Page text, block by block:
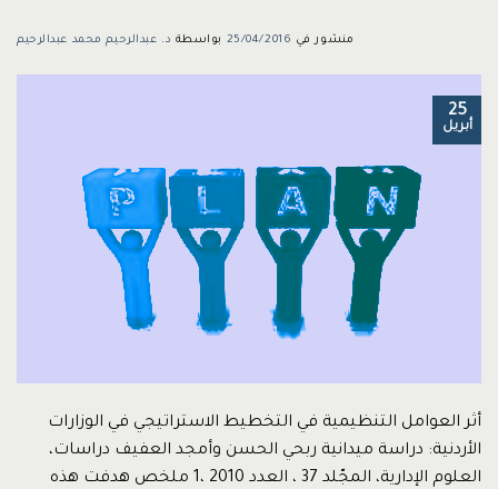
منشور في 25/04/2016 بواسطة د. عبدالرحيم محمد عبدالرحيم
25
أبريل
أثر العوامل التنظيمية في التخطيط الاستراتيجي في الوزارات
الأردنية: دراسة ميدانية ربحي الحسن وأمجد العفيف دراسات،
العلوم الإدارية، المجّلد 37 ، العدد 2010 ،1 ملخص هدفت هذه